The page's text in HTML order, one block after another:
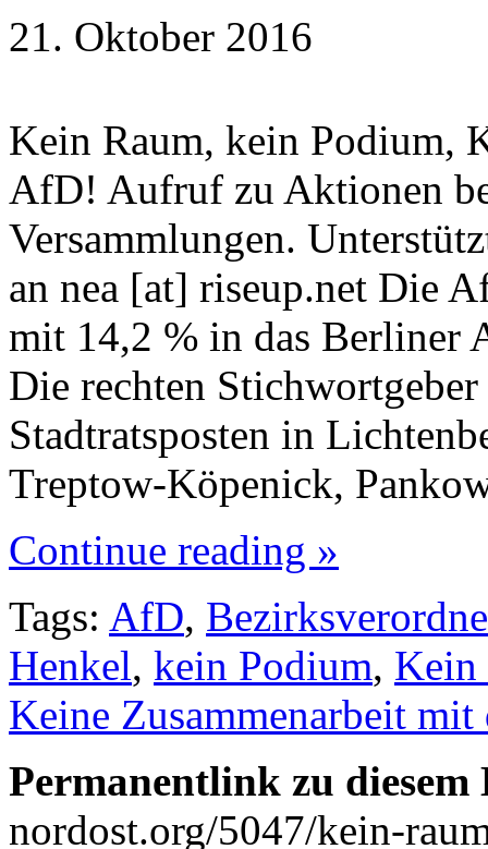
21. Oktober 2016
Kein Raum, kein Podium,
AfD! Aufruf zu Aktionen
Versammlungen.
an nea [at] riseup.net Die
mit 14,2 % in das Berliner
Die rechten
Stadtratsposten in
Treptow-Köpenick,
Continue reading »
Tags: AfD,
Henkel, kein Podium, Kein
Keine Zusammenarbeit
Permanentlink zu
nordost.org/5047/kein-